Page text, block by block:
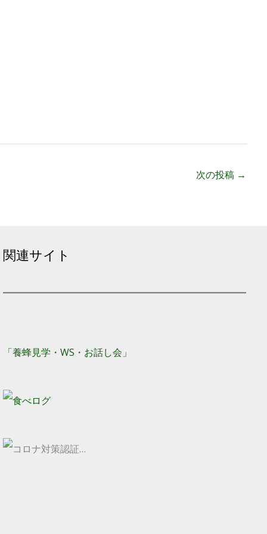
次の投稿 →
関連サイト
「養蜂見学・WS・お話し会」